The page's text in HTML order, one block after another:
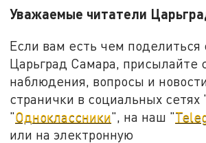
Уважаемые читатели
Если вам есть чем поделиться
Царьград Самара, присылайте
наблюдения, вопросы и
странички в социальных сетях
"Одноклассники", на наш "
или на электронную